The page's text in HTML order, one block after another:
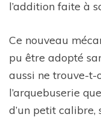
l’addition faite à
Ce nouveau
pu être adopté
aussi ne trouve-t-
l’arquebuserie
d’un petit calibre,